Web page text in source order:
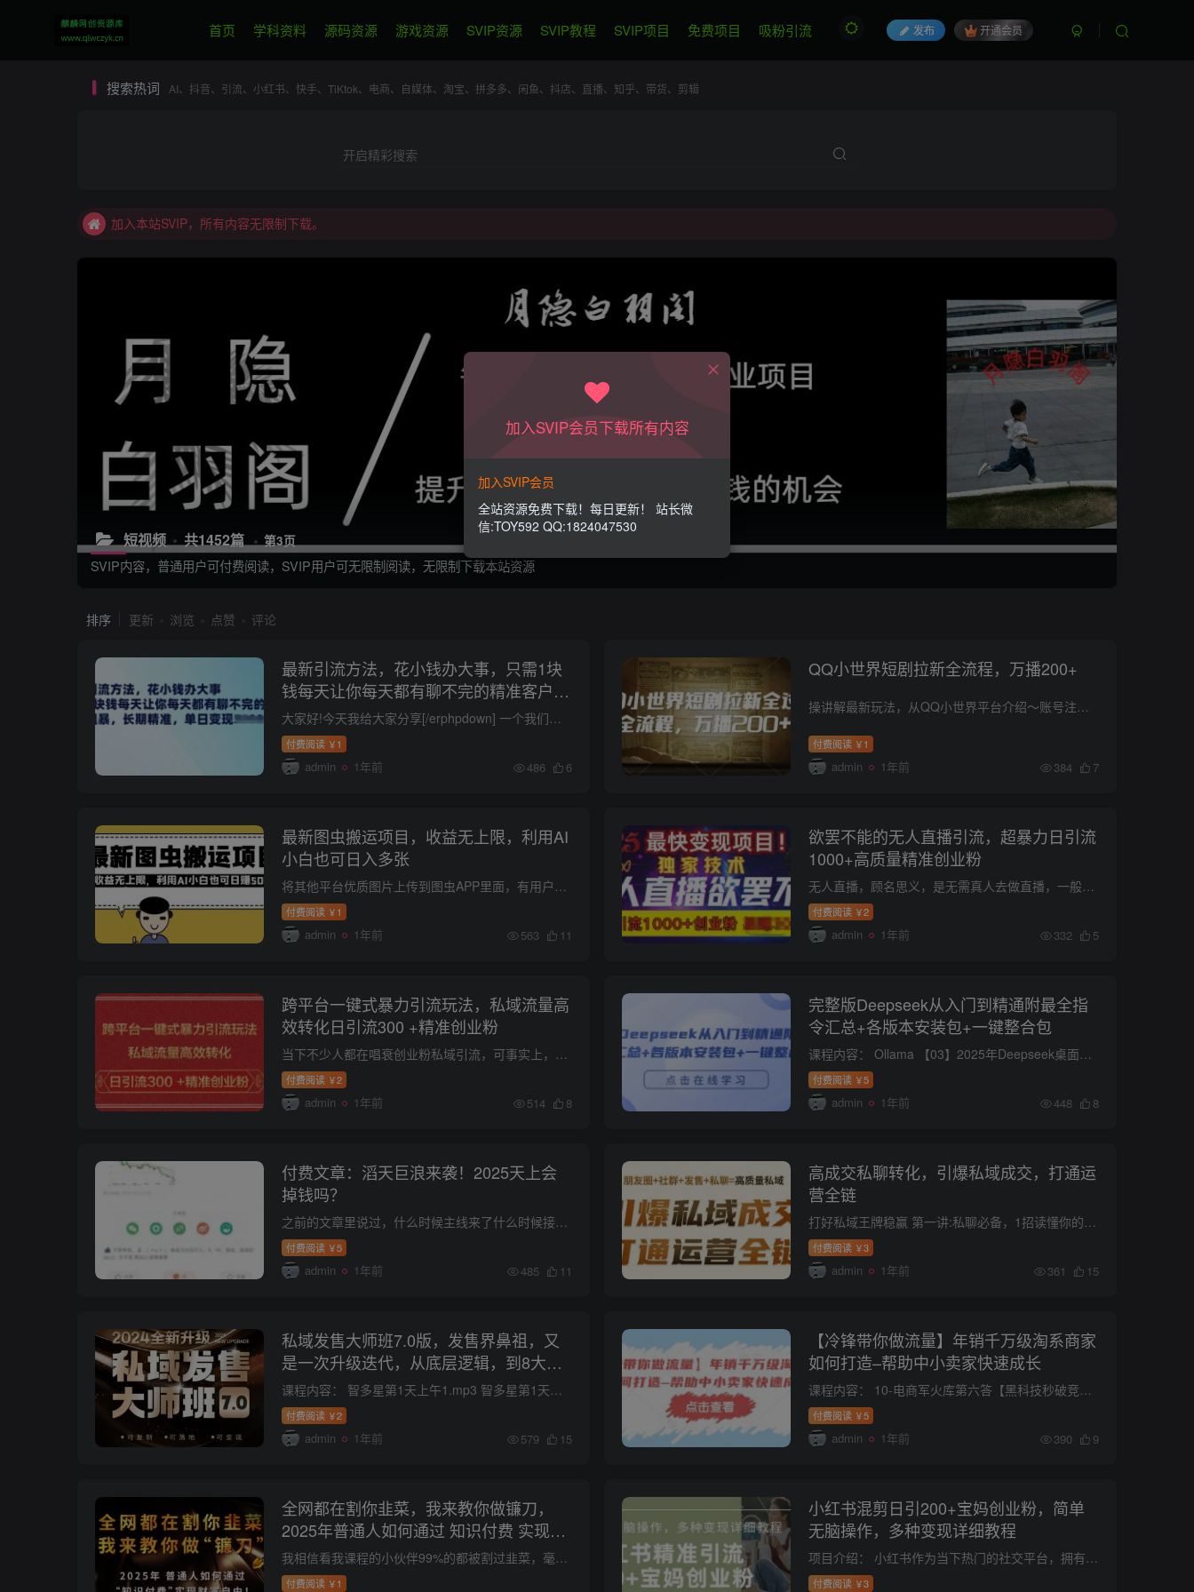
发布 开通会员
首页 学科资料 源码资源 游戏资源 SVIP资源 SVIP教程 SVIP项目 免费项目 吸粉引流
搜索热词 AI、抖音、引流、小红书、快手、TiKtok、电商、自媒体、淘宝、拼多多、闲鱼、抖店、直播、知乎、带货、剪辑
开启精彩搜索
加入本站SVIP，所有内容无限制下载。
短视频 共1452篇 第3页
SVIP内容，普通用户可付费阅读，SVIP用户可无限制阅读，无限制下载本站资源
排序 更新 浏览 点赞 评论
最新引流方法，花小钱办大事，只需1块
钱每天让你每天都有聊不完的精准客户
简单粗暴，长期精准
大家好!今天我给大家分享[/erphpdown] 一个我们工作室最新测试出来的引流创业粉的方法。目前很多网创店卖出去的网课、分发出去的资料都带着联系方式，创业粉回流特征比较明显，是一个非常巨大的...
付费阅读 ￥ 1
admin 1年前 486 6
QQ小世界短剧拉新全流程，万播200+
操讲解最新玩法，从QQ小世界平台介绍～账号注册与包装～项目与选剧～视频产出方法～视频发布与引导～•QQ小世界账号运营等全方位教学实操细节 课程内容： 账号准备 作品展现模式 视频发布 QQ等...
付费阅读 ￥ 1
admin 1年前 384 7
最新图虫搬运项目，收益无上限，利用AI
小白也可日入多张
将其他平台优质图片上传到图虫APP里面，有用户下载你上传的图片你就能获得下载打赏的收益，打赏收益根据你的图片受欢迎度、曝光流量等等最为参考，用户下载图片最低要打赏1元打赏金额不是固定的...
付费阅读 ￥ 1
admin 1年前 563 11
欲罢不能的无人直播引流，超暴力日引流
1000+高质量精准创业粉
无人直播，顾名思义，是无需真人去做直播，一般是指直接通过播放录制好的视频文件进行的直播方式。在直播带货日益兴起的当下，无人直播凭借其独特的优势成为了各行业关注的新热点。 随着互联网...
付费阅读 ￥2
admin 1年前 332 5
跨平台一键式暴力引流玩法，私域流量高
效转化日引流300 +精准创业粉
当下不少人都在唱衰创业粉私域引流，可事实上，引流并非无计可施。尽管如今各平台规则愈发严格，但只要我们巧妙适应规则，依旧能从公域流量中为私域引流。 这套课程出自顶尖团队的实战经验，不...
付费阅读 ￥2
admin 1年前 514 8
完整版Deepseek从入门到精通附最全指
令汇总+各版本安装包+一键整合包
课程内容： Ollama 【03】2025年Deepseek桌面版(安装文件) DeepSeek Chatbox Al 【04】Deepseek破除限制文件补丁 【懒人包】DeepSeek本地部署 【01】deepseek使用技巧大全 [02】DeepSeek R1 7b...
付费阅读 ￥5
admin 1年前 448 8
付费文章：滔天巨浪来袭！2025天上会
掉钱吗？
之前的文章里说过，什么时候主线来了什么时候接着发文章 之前不发只不过是因为时机未到，现在差不多了，可以出来提一嘴了 当然这篇文章不只是在说股市了 毕竟股市也只是经济系统的一部分而已 这...
付费阅读 ￥5
admin 1年前 485 11
高成交私聊转化，引爆私域成交，打通运
营全链
打好私域王牌稳赢 第一讲:私聊必备，1招读懂你的“用户”和“客户”第二讲:分阶战略，私域3大阶段及2大营销策略 第三讲:产品营销，如何介绍产品，同时建立信任? 第四讲:拿捏客户，如何把“我想...
付费阅读 ￥3
admin 1年前 361 15
私域发售大师班7.0版，发售界鼻祖，又
是一次升级迭代，从底层逻辑，到8大模
型的细致落地讲解（录音）
课程内容： 智多星第1天上午1.mp3 智多星第1天下午1.m4a 智多星第1天下午2.m4a 智多星第1天晚上.m4a 智多星第三天上午1.m4a 智多星第三天上午2.m4a 智多星第三天下午1.m4a 智多星第三天下午2.m4...
付费阅读 ￥2
admin 1年前 579 15
【冷锋带你做流量】年销千万级淘系商家
如何打造–帮助中小卖家快速成长
课程内容： 10-电商军火库第六答【黑科技秒破竞品的核心数据】 11-电商军火库第七答【大促期间老品维护流量方法】 12-电商军火库第八答【10分钟学会极速测款(上)】 13-电商军火库第九答【10分钟...
付费阅读 ￥5
admin 1年前 390 9
全网都在割你韭菜，我来教你做镰刀，
2025年普通人如何通过 知识付费 实现财
F自由【揭秘】
我相信看我课程的小伙伴99%的都被割过韭菜，毫不避讳的说我自己也是一个老韭菜，但是我自己仅仅用了两年的时间就实现了逆天改命，也就是我今天要和大家分享[/erphpdown] 的项目——知识付费 挖...
付费阅读 ￥ 1
小红书混剪日引200+宝妈创业粉，简单
无脑操作，多种变现详细教程
项目介绍： 小红书作为当下热门的社交平台，拥有大量高消费能力、高粘性的女性用户，尤其是宝妈群体。宝妈们不仅掌握家庭消费决策权，而且对育儿、副业、个人成长等内容高度关注，是极具商业价...
付费阅读 ￥3
加入SVIP会员下载所有内容
加入SVIP会员
全站资源免费下载！每日更新！ 站长微
信:TOY592 QQ:1824047530